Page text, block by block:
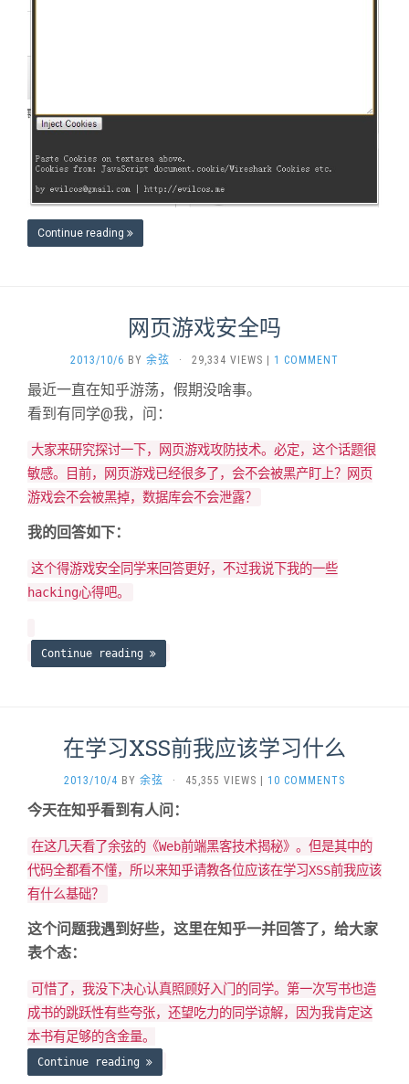
Continue reading
网页游戏安全吗
2013/10/6 BY 余弦 · 29,334 VIEWS | 1 COMMENT
最近一直在知乎游荡，假期没啥事。
看到有同学@我，问：
大家来研究探讨一下，网页游戏攻防技术。必定，这个话题很
敏感。目前，网页游戏已经很多了，会不会被黑产盯上？网页
游戏会不会被黑掉，数据库会不会泄露？
我的回答如下：
这个得游戏安全同学来回答更好，不过我说下我的一些
hacking心得吧。
Continue reading
在学习XSS前我应该学习什么
2013/10/4 BY 余弦 · 45,355 VIEWS | 10 COMMENTS
今天在知乎看到有人问：
在这几天看了余弦的《Web前端黑客技术揭秘》。但是其中的
代码全都看不懂，所以来知乎请教各位应该在学习XSS前我应该
有什么基础？
这个问题我遇到好些，这里在知乎一并回答了，给大家
表个态：
可惜了，我没下决心认真照顾好入门的同学。第一次写书也造
成书的跳跃性有些夸张，还望吃力的同学谅解，因为我肯定这
本书有足够的含金量。
Continue reading